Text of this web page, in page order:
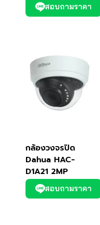
สอบถามราคา
กล้องวงจรปิด
Dahua HAC-
D1A21 2MP
สอบถามราคา